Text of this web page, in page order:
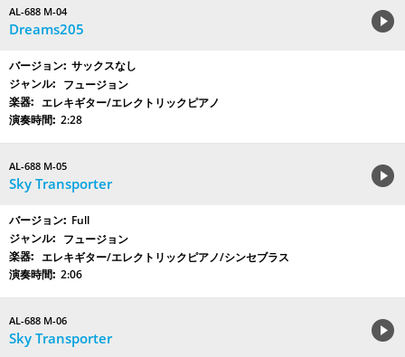
AL-688 M-04
Dreams205
サックスなし
フュージョン
エレキギター/エレクトリックピアノ
2:28
AL-688 M-05
Sky Transporter
Full
フュージョン
エレキギター/エレクトリックピアノ/シンセブラス
2:06
AL-688 M-06
Sky Transporter